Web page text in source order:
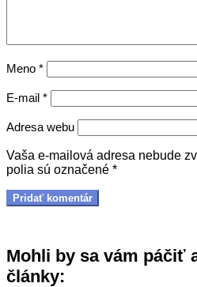
Meno *
E-mail *
Adresa webu
Vaša e-mailová adresa nebude
polia sú označené *
Mohli by sa vám páčiť
články: